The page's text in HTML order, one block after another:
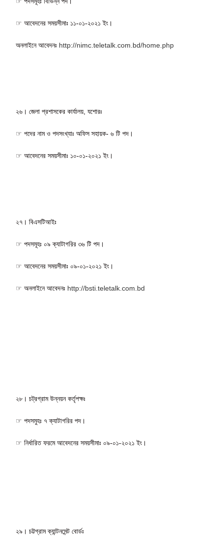
☞ আবেদনের সময়সীমাঃ ১১-০১-২০২১ ইং।
অনলাইনে আবেদনঃ http://nimc.teletalk.com.bd/home.php
২৬। জেলা প্রশাসকের কার্যালয়, যশোরঃ
☞ পদের নাম ও পদসংখ্যাঃ অফিস সহায়ক- ৬ টি পদ।
☞ আবেদনের সময়সীমাঃ ১০-০১-২০২১ ইং।
২৭। বিএসটিআইঃ
☞ পদসমূহঃ ০৯ ক্যাটাগরির ৩৬ টি পদ।
☞ আবেদনের সময়সীমাঃ ০৯-০১-২০২১ ইং।
☞ অনলাইনে আবেদনঃ http://bsti.teletalk.com.bd
২৮। চট্রগ্রাম উন্নয়ন কর্তৃপক্ষঃ
☞ পদসমুহঃ ৭ ক্যাটাগরির পদ।
☞ নির্ধারিত ফরমে আবেদনের সময়সীমাঃ ০৯-০১-২০২১ ইং।
২৯। চট্টগ্রাম ক্যান্টনমেন্ট বোর্ডঃ